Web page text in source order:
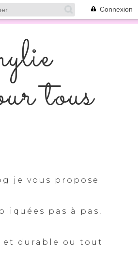
Connexion
tous
je vous propose
pas à pas,
et durable ou tout